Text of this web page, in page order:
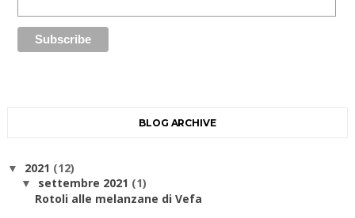
BLOG ARCHIVE
▼ 2021 (12)
▼ settembre 2021 (1)
Rotoli alle melanzane di Vefa